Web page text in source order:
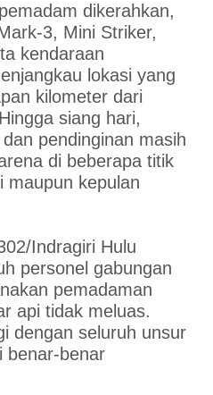
dikerahkan,
3, Mini Striker,
kendaraan
lokasi yang
kilometer dari
siang hari,
pendinginan masih
di beberapa titik
maupun kepulan
Indragiri Hulu
personel gabungan
pemadaman
api tidak meluas.
dengan seluruh unsur
benar-benar